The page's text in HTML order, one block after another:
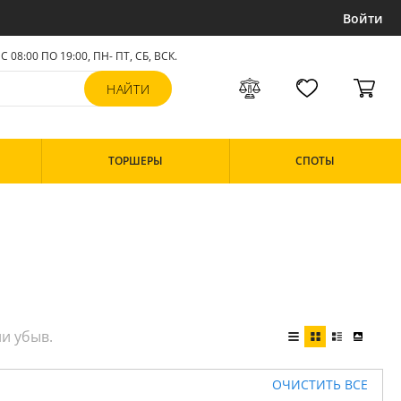
Войти
С 08:00 ПО 19:00, ПН- ПТ,СБ, ВСК.
ТОРШЕРЫ СПОТЫ
ОЧИСТИТЬ ВСЕ